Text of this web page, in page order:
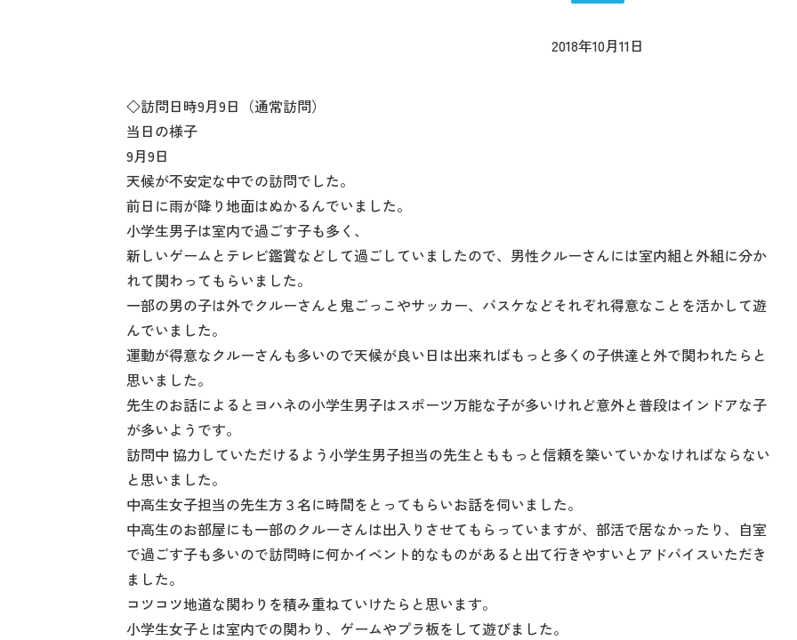
2018年10月11日
◇訪問日時9月9日（通常訪問）
当日の様子
9月9日
天候が不安定な中での訪問でした。
前日に雨が降り地面はぬかるんでいました。
小学生男子は室内で過ごす子も多く、
新しいゲームとテレビ鑑賞などして過ごしていましたので、男性クルーさんには室内組と外組に分か
れて関わってもらいました。
一部の男の子は外でクルーさんと鬼ごっこやサッカー、バスケなどそれぞれ得意なことを活かして遊
んでいました。
運動が得意なクルーさんも多いので天候が良い日は出来ればもっと多くの子供達と外で関われたらと
思いました。
先生のお話によるとヨハネの小学生男子はスポーツ万能な子が多いけれど意外と普段はインドアな子
が多いようです。
訪問中 協力していただけるよう小学生男子担当の先生とももっと信頼を築いていかなければならない
と思いました。
中高生女子担当の先生方３名に時間をとってもらいお話を伺いました。
中高生のお部屋にも一部のクルーさんは出入りさせてもらっていますが、部活で居なかったり、自室
で過ごす子も多いので訪問時に何かイベント的なものがあると出て行きやすいとアドバイスいただき
ました。
コツコツ地道な関わりを積み重ねていけたらと思います。
小学生女子とは室内での関わり、ゲームやプラ板をして遊びました。